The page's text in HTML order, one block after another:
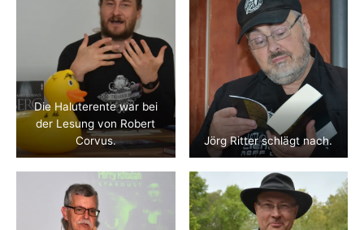
Die Haluterente war bei
der Lesung von Robert
Corvus.
Jörg Ritter schlägt nach.